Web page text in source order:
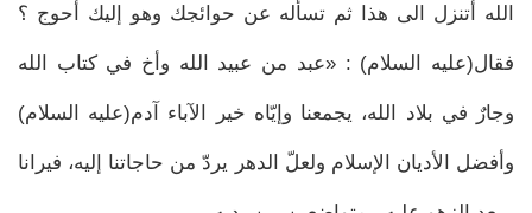
الله أتنزل الى هذا ثم تسأله عن حوائجك وهو إليك أحوج ؟
فقال(عليه السلام) : «عبد من عبيد الله وأخ في كتاب الله
وجارٌ في بلاد الله، يجمعنا وإيّاه خير الآباء آدم(عليه السلام)
وأفضل الأديان الإسلام ولعلّ الدهر يردّ من حاجاتنا إليه، فيرانا